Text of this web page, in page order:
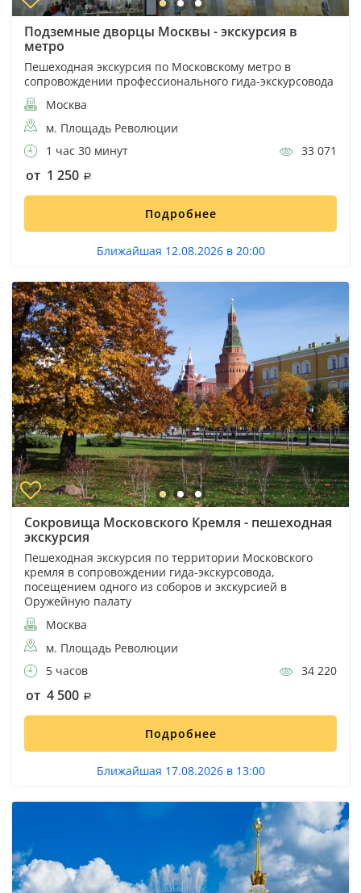
Подземные дворцы Москвы - экскурсия в
метро
Пешеходная экскурсия по Московскому метро в
сопровождении профессионального гида-экскурсовода
Москва
м. Площадь Революции
1 час 30 минут
33 071
от 1 250
Подробнее
Ближайшая 12.08.2026 в 20:00
Сокровища Московского Кремля - пешеходная
экскурсия
Пешеходная экскурсия по территории Московского
кремля в сопровождении гида-экскурсовода,
посещением одного из соборов и экскурсией в
Оружейную палату
Москва
м. Площадь Революции
5 часов
34 220
от 4 500
Подробнее
Ближайшая 17.08.2026 в 13:00